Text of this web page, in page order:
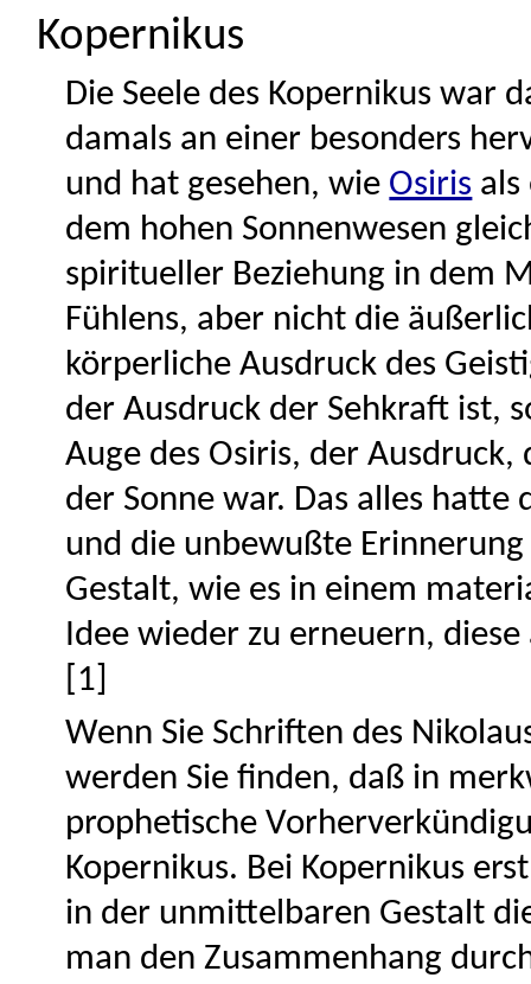
Kopernikus
Die Seele des Kopernikus war
damals an einer besonders
und hat gesehen, wie Osiris als
dem hohen Sonnenwesen
spiritueller Beziehung in dem
Fühlens, aber nicht die
körperliche Ausdruck des
der Ausdruck der Sehkraft ist,
Auge des Osiris, der
der Sonne war. Das alles hatte
und die unbewußte
Gestalt, wie es in einem
Idee wieder zu erneuern,
[1]
Wenn Sie Schriften des
werden Sie finden, daß in
prophetische
Kopernikus. Bei Kopernikus
in der unmittelbaren Gestalt
man den Zusammenhang